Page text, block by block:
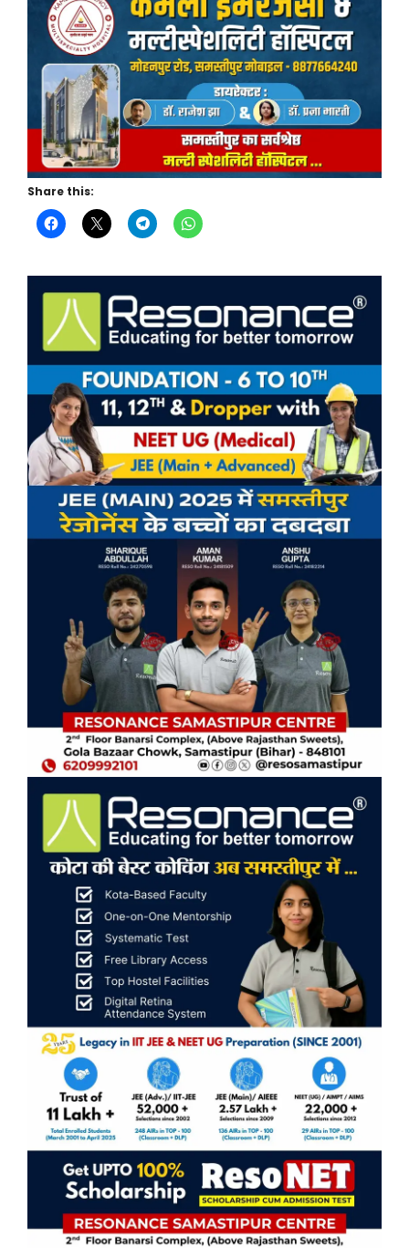
Share this: